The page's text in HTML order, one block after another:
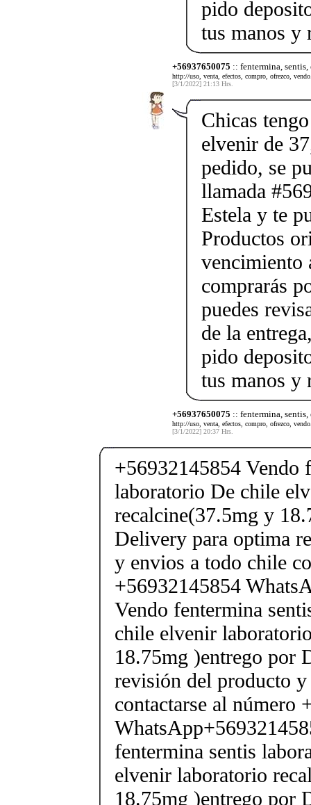
pido
tus manos y
+56937650075 :: fentermina,
http://uso, venta, efectos, compro, ofrezco,
[3/1/2022] 21:13 Hrs.
Chicas
elvenir de
pedido, se
llamada
Estela y te
Productos
vencimiento
comprarás
puedes
de la
pido
tus manos y
+56937650075 :: fentermina,
http://uso, venta, efectos, compro, ofrezco,
[3/1/2022] 20:37 Hrs.
+56932145854 Vendo
laboratorio De chile
recalcine(37.5mg y
Delivery para optima
y envios a todo chile
+56932145854
Vendo fentermina
chile elvenir
18.75mg )entrego por
revisión del producto
contactarse al número
fentermina sentis
elvenir laboratorio
18.75mg )entrego por